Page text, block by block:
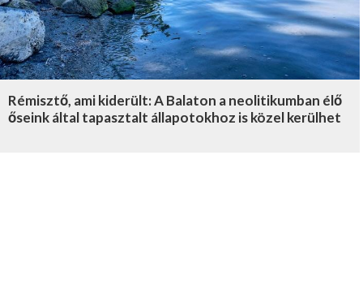
Rémisztő, ami kiderült: A Balaton a neolitikumban élő
őseink által tapasztalt állapotokhoz is közel kerülhet